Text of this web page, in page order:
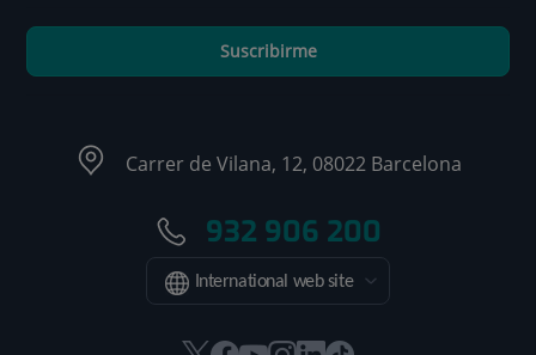
Suscribirme
Carrer de Vilana, 12, 08022 Barcelona
932 906 200
International web site